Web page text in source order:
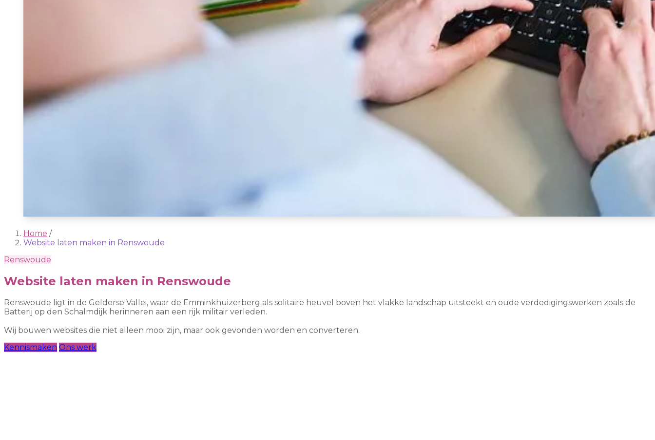
Home /
Website laten maken in Renswoude
Renswoude
Website laten maken in Renswoude
Renswoude ligt in de Gelderse Vallei, waar de Emminkhuizerberg als solitaire heuvel boven het vlakke landschap uitsteekt en oude verdedigingswerken zoals de
Batterij op den Schalmdijk herinneren aan een rijk militair verleden.
Wij bouwen websites die niet alleen mooi zijn, maar ook gevonden worden en converteren.
Kennismaken Ons werk